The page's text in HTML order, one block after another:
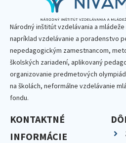
Národný inštitút vzdelávania a
napríklad vzdelávanie a poradenstvo
nepedagogickým zamestnancom,
školských zariadení, aplikovaný
organizovanie predmetových
na školách, neformálne vzdelávanie
fondu.
KONTAKTNÉ
INFORMÁCIE